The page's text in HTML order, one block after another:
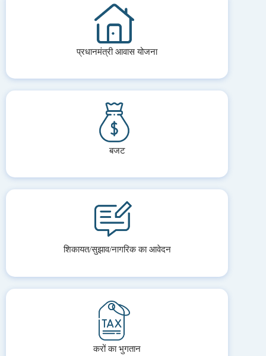
प्रधानमंत्री आवास योजना
बजट
शिकायत/सुझाव/नागरिक का आवेदन
करों का भुगतान